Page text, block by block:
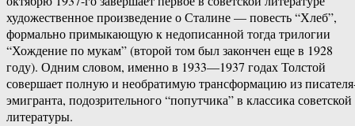
художественное произведение о Сталине — повесть “Хлеб”,
формально примыкающую к недописанной тогда трилогии
“Хождение по мукам” (второй том был закончен еще в 1928
году). Одним словом, именно в 1933—1937 годах Толстой
совершает полную и необратимую трансформацию из
эмигранта, подозрительного “попутчика” в классика советской
литературы.